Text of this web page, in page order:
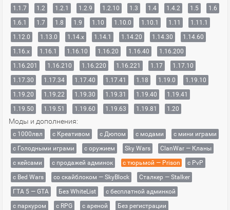
1.1.7
1.2 1.2.1 1.2.9 1.2.10 1.3 1.4 1.4.2 1.5
1.6
1.6.1
1.7 1.8 1.9 1.10 1.10.0 1.10.1 1.11
1.11.1
1.12.0
1.13.0 1.14.x 1.14.1 1.14.20 1.14.30
1.14.60
1.16.x
1.16.1 1.16.10 1.16.20 1.16.40
1.16.200
1.16.201
1.16.210 1.16.220 1.16.221 1.17
1.17.10
1.17.30
1.17.34 1.17.40 1.17.41 1.18 1.19.0
1.19.10
1.19.20
1.19.22 1.19.30 1.19.31 1.19.40
1.19.41
1.19.50
1.19.51 1.19.60 1.19.63 1.19.81 1.20
Моды и дополнения:
с 1000лвл c Креативом с Дюпом с модами
с мини играми
с Голодными играми
с оружием Sky Wars
ClanWar — Кланы
с кейсами
с продажей админок с тюрьмой — Prison
с PvP
с Bed Wars
со скайблоком — SkyBlock
Сталкер — Stalker
ГТА 5 — GTA
Без WhiteList
с бесплатной админкой
с паркуром
с RPG с ареной
Без регистрации